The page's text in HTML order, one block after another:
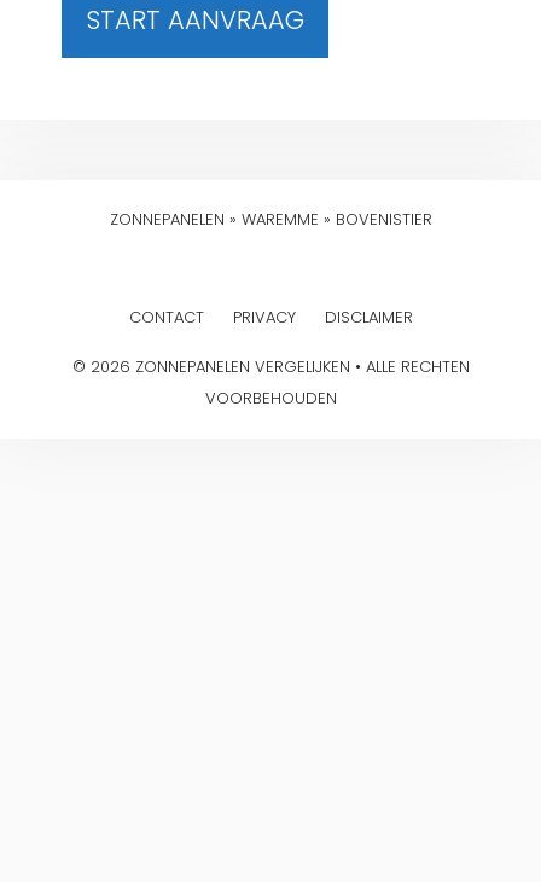
START AANVRAAG
ZONNEPANELEN » WAREMME » BOVENISTIER
CONTACT PRIVACY DISCLAIMER
© 2026 ZONNEPANELEN VERGELIJKEN • ALLE RECHTEN
VOORBEHOUDEN